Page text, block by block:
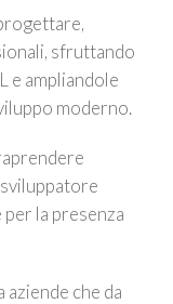
sfruttando
e ampliandole
moderno.
la presenza
aziende che da